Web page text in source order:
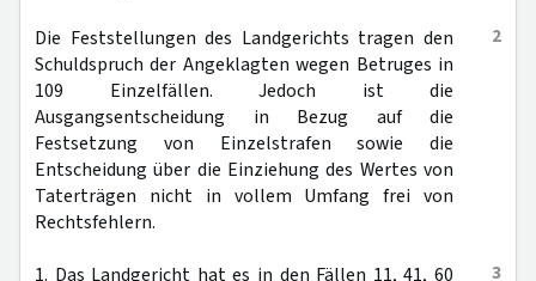
2
Die Feststellungen des Landgerichts tragen den
Schuldspruch der Angeklagten wegen Betruges in
109 Einzelfällen. Jedoch ist die
Ausgangsentscheidung in Bezug auf die
Festsetzung von Einzelstrafen sowie die
Entscheidung über die Einziehung des Wertes von
Taterträgen nicht in vollem Umfang frei von
Rechtsfehlern.
3
1. Das Landgericht hat es in den Fällen 11, 41, 60